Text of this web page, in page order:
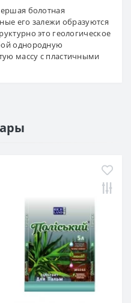
болотная
его залежи образуются
это геологическое
однородную
массу с пластичными